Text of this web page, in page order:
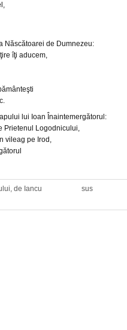
Născătoarei de Dumnezeu:
îţi aducem,
lui Ioan Înaintemergătorul:
Prietenul Logodnicului,
vileag pe Irod,
de Iancu
sus